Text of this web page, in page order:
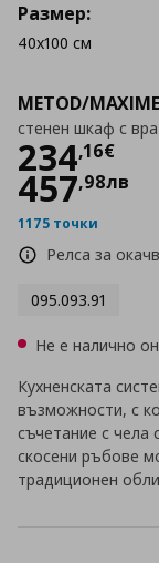
METOD/
стенен шкаф с
234,16€
Цена
457,98лв
1175 точки
Релса за
095.093.91
Размер:
40x100 см
Не е налично
Кухненската
възможности, с
съчетание с чела
скосени ръбове
традиционен